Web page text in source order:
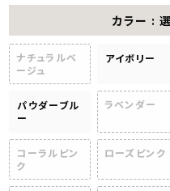
カラー
ナチュラルベ
ージュ
アイボリー
パウダーブル
ー
ラベンダー
コーラルピン
ク
ローズピンク